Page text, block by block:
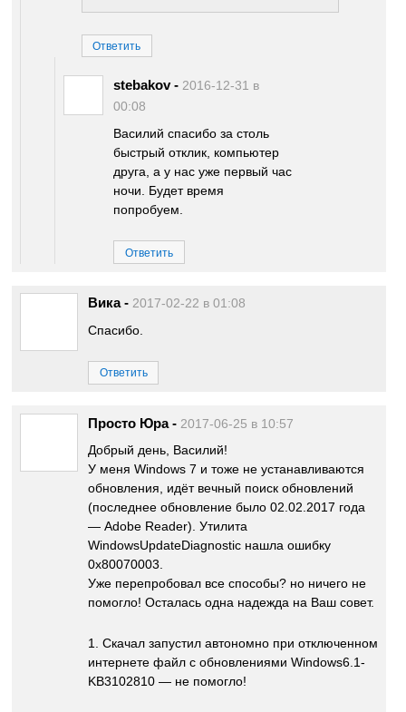
Ответить
stebakov - 2016-12-31 в
00:08
Василий спасибо за столь
быстрый отклик, компьютер
друга, а у нас уже первый час
ночи. Будет время
попробуем.
Ответить
Вика - 2017-02-22 в 01:08
Спасибо.
Ответить
Просто Юра - 2017-06-25 в 10:57
Добрый день, Василий!
У меня Windows 7 и тоже не устанавливаются
обновления, идёт вечный поиск обновлений
(последнее обновление было 02.02.2017 года
— Adobe Reader). Утилита
WindowsUpdateDiagnostic нашла ошибку
0x80070003.
Уже перепробовал все способы? но ничего не
помогло! Осталась одна надежда на Ваш совет.
1. Скачал запустил автономно при отключенном
интернете файл с обновлениями Windows6.1-
KB3102810 — не помогло!